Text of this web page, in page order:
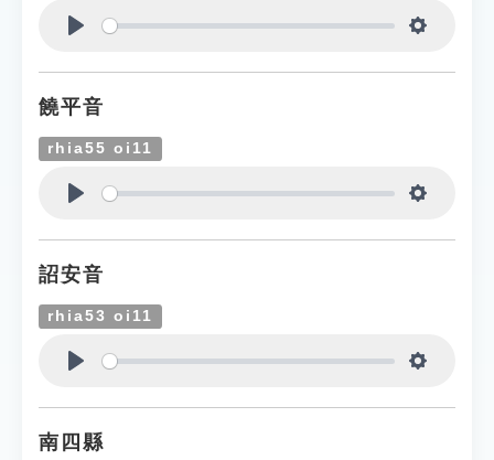
饒平音
rhia55 oi11
詔安音
rhia53 oi11
南四縣